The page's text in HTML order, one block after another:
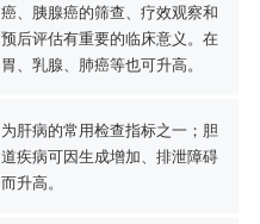
癌、胰腺癌的筛查、疗效观察和
预后评估有重要的临床意义。在
胃、乳腺、肺癌等也可升高。
为肝病的常用检查指标之一；胆
道疾病可因生成增加、排泄障碍
而升高。